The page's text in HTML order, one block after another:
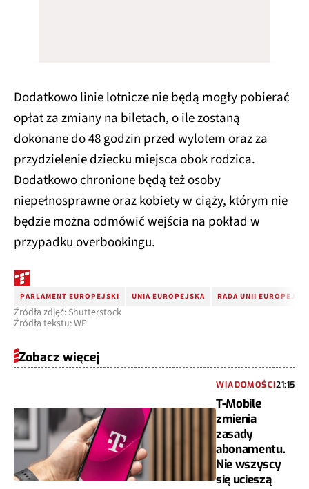
Dodatkowo linie lotnicze nie będą mogły pobierać
opłat za zmiany na biletach, o ile zostaną
dokonane do 48 godzin przed wylotem oraz za
przydzielenie dziecku miejsca obok rodzica.
Dodatkowo chronione będą też osoby
niepełnosprawne oraz kobiety w ciąży, którym nie
będzie można odmówić wejścia na pokład w
przypadku overbookingu.
PARLAMENT EUROPEJSKI UNIA EUROPEJSKA RADA UNII
Źródła zdjęć: Shutterstock
Źródła tekstu: WP
Zobacz więcej
WIADOMOŚCI21:15
T-Mobile
zmienia
zasady
abonamentu.
Nie wszyscy
się ucieszą